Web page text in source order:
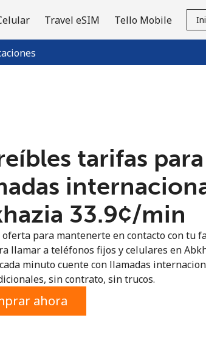
Travel eSIM Tello Mobile
→
tarifas para
⁦33.9¢⁩/min
oferta para mantenerte en contacto con tu
llamar a teléfonos fijos y celulares en
minuto cuente con llamadas
sin contrato, sin trucos.
ahora